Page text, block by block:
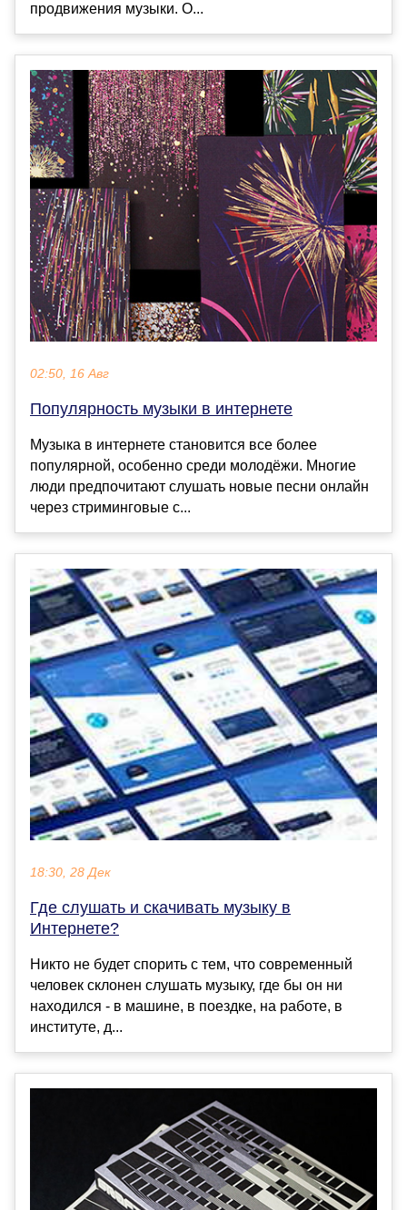
продвижения музыки. О...
02:50, 16 Авг
Популярность музыки в интернете
Музыка в интернете становится все более
популярной, особенно среди молодёжи. Многие
люди предпочитают слушать новые песни онлайн
через стриминговые с...
18:30, 28 Дек
Где слушать и скачивать музыку в
Интернете?
Никто не будет спорить с тем, что современный
человек склонен слушать музыку, где бы он ни
находился - в машине, в поездке, на работе, в
институте, д...